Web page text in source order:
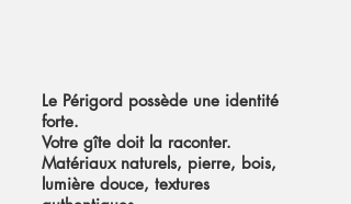
Le Périgord possède une identité
forte.
Votre gîte doit la raconter.
Matériaux naturels, pierre, bois,
lumière douce, textures